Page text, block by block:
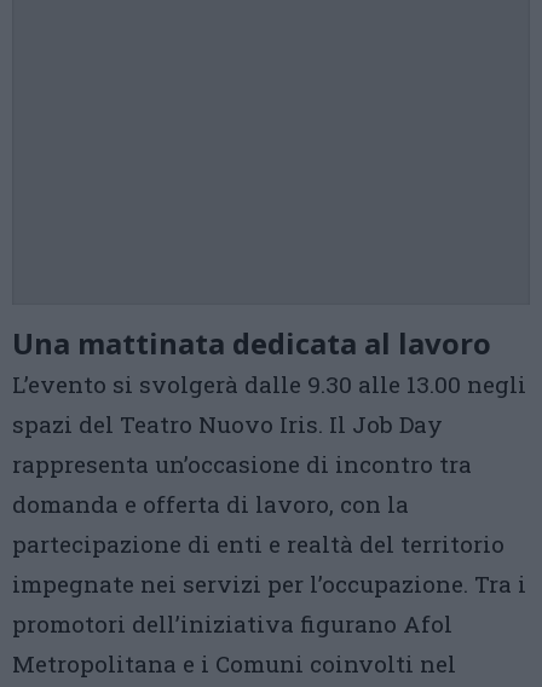
Una mattinata dedicata al lavoro
L’evento si svolgerà dalle 9.30 alle 13.00 negli
spazi del Teatro Nuovo Iris. Il Job Day
rappresenta un’occasione di incontro tra
domanda e offerta di lavoro, con la
partecipazione di enti e realtà del territorio
impegnate nei servizi per l’occupazione. Tra i
promotori dell’iniziativa figurano Afol
Metropolitana e i Comuni coinvolti nel